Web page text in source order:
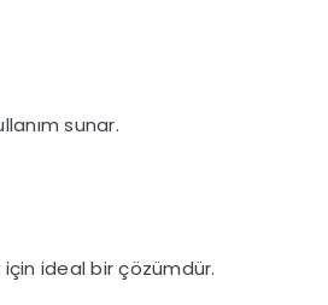
sunar.
ideal bir çözümdür.